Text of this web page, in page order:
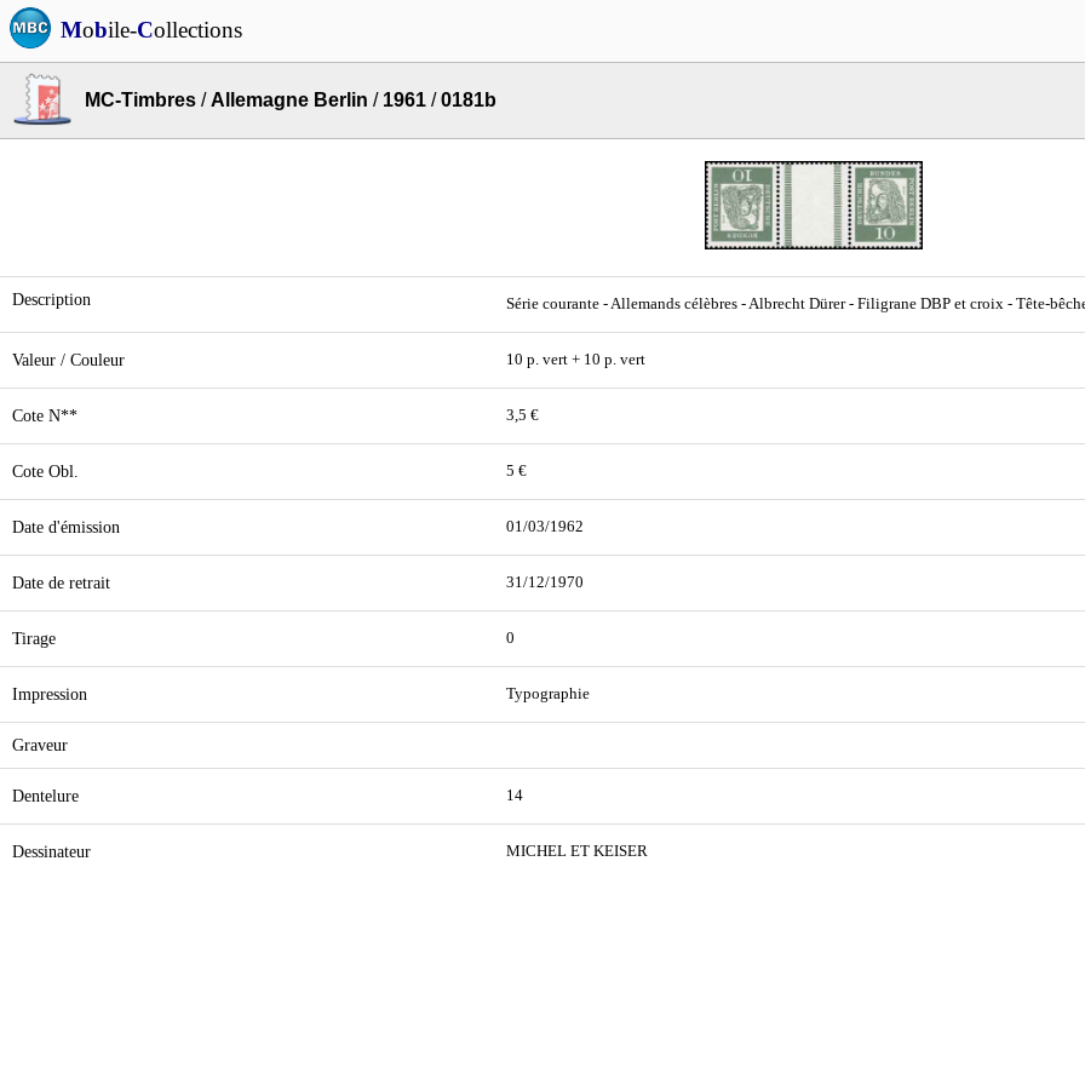
Mobile-Collections
MC-Timbres /Allemagne Berlin / 1961 /0181b
Description Série courante - Allemands célèbres - Albrecht Dürer - Filigrane DBP et croix - Tête-
Valeur / Couleur 10 p. vert + 10 p. vert
Cote N** 3,5 €
Cote Obl. 5 €
Date d'émission 01/03/1962
Date de retrait 31/12/1970
Tirage 0
Impression Typographie
Graveur
Dentelure 14
Dessinateur MICHEL ET KEISER